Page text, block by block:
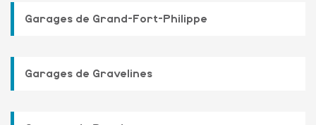
Garages de Grand-Fort-Philippe
Garages de Gravelines